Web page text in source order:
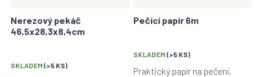
Nerezový pekáč
46,5x28,3x8,4cm
SKLADEM (>5 KS)
Pečící papír 6m
SKLADEM (>5 KS)
Praktický papír na pečení.